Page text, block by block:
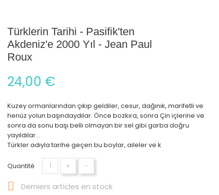
Türklerin Tarihi - Pasifik'ten
Akdeniz'e 2000 Yıl - Jean Paul
Roux
24,00 €
Kuzey ormanlarından çıkıp geldiler, cesur, dağınık, marifetli ve
henüz yolun başındaydılar. Önce bozkıra, sonra Çin içlerine ve
sonra da sonu başı belli olmayan bir sel gibi garba doğru
yayıldılar...
Türkler adıyla tarihe geçen bu boylar, aileler ve k
Quantité + -
 Derniers articles en stock